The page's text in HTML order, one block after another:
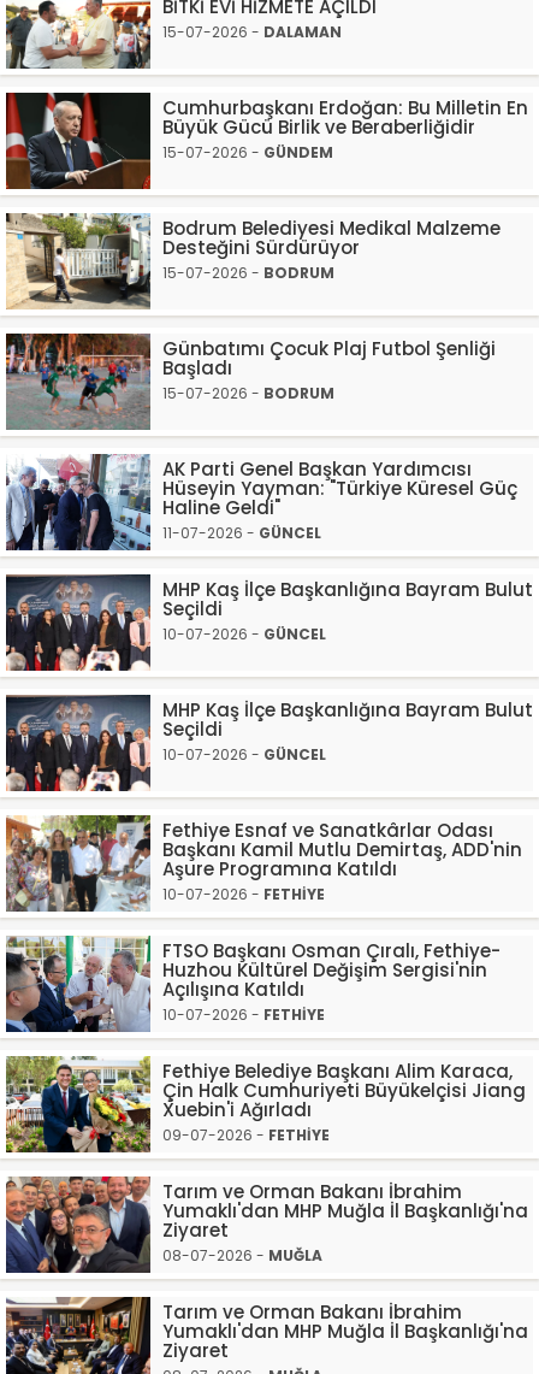
BİTKİ EVİ HİZMETE AÇILDI
15-07-2026 - DALAMAN
Cumhurbaşkanı Erdoğan: Bu Milletin En
Büyük Gücü Birlik ve Beraberliğidir
15-07-2026 - GÜNDEM
Bodrum Belediyesi Medikal Malzeme
Desteğini Sürdürüyor
15-07-2026 - BODRUM
Günbatımı Çocuk Plaj Futbol Şenliği
Başladı
15-07-2026 - BODRUM
AK Parti Genel Başkan Yardımcısı
Hüseyin Yayman: "Türkiye Küresel Güç
Haline Geldi"
11-07-2026 - GÜNCEL
MHP Kaş İlçe Başkanlığına Bayram Bulut
Seçildi
10-07-2026 - GÜNCEL
MHP Kaş İlçe Başkanlığına Bayram Bulut
Seçildi
10-07-2026 - GÜNCEL
Fethiye Esnaf ve Sanatkârlar Odası
Başkanı Kamil Mutlu Demirtaş, ADD'nin
Aşure Programına Katıldı
10-07-2026 - FETHİYE
FTSO Başkanı Osman Çıralı, Fethiye-
Huzhou Kültürel Değişim Sergisi'nin
Açılışına Katıldı
10-07-2026 - FETHİYE
Fethiye Belediye Başkanı Alim Karaca,
Çin Halk Cumhuriyeti Büyükelçisi Jiang
Xuebin'i Ağırladı
09-07-2026 - FETHİYE
Tarım ve Orman Bakanı İbrahim
Yumaklı'dan MHP Muğla İl Başkanlığı'na
Ziyaret
08-07-2026 - MUĞLA
Tarım ve Orman Bakanı İbrahim
Yumaklı'dan MHP Muğla İl Başkanlığı'na
Ziyaret